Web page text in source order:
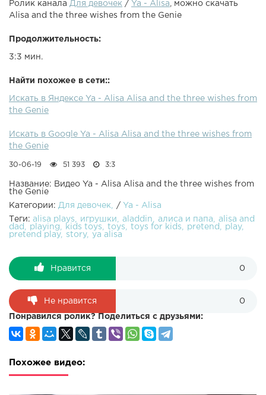
Джин из лампы Алладина появился из телевизора. Алиса
Алиса хочет новые игрушки для детей. Видео для детей
Ролик канала Для девочек / Ya - Alisa , можно скачать
Alisa and the three wishes from the Genie
Продолжительность:
3:3 мин.
Найти похожее в сети::
Искать в Яндексе Ya - Alisa Alisa and the three wishes from
the Genie
Искать в Google Ya - Alisa Alisa and the three wishes from
the Genie
30-06-19 51 393 3:3
Название: Видео Ya - Alisa Alisa and the three wishes from
the Genie
Категории: Для девочек / Ya - Alisa
Теги: alisa plays игрушки aladdin алиса и папа
alisa and
dad
playing kids toys toys toys for kids pretend
play
pretend play
story ya alisa
Нравится 0
Не нравится 0
Понравился ролик? Поделиться с друзьями:
Похожее видео: